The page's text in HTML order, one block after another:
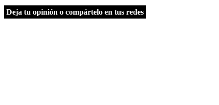
Deja tu opinión o compártelo en tus redes